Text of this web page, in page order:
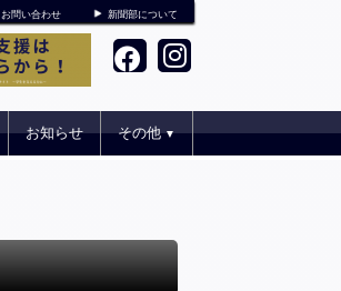
お問い合わせ 新聞部について
お知らせ その他▼